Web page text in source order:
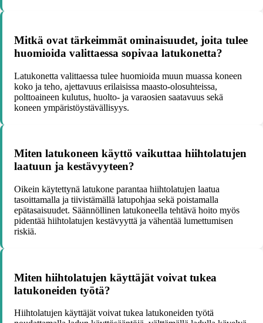
Mitkä ovat tärkeimmät ominaisuudet, joita tulee
huomioida valittaessa sopivaa latukonetta?
Latukonetta valittaessa tulee huomioida muun muassa koneen
koko ja teho, ajettavuus erilaisissa maasto-olosuhteissa,
polttoaineen kulutus, huolto- ja varaosien saatavuus sekä
koneen ympäristöystävällisyys.
Miten latukoneen käyttö vaikuttaa hiihtolatujen
laatuun ja kestävyyteen?
Oikein käytettynä latukone parantaa hiihtolatujen laatua
tasoittamalla ja tiivistämällä latupohjaa sekä poistamalla
epätasaisuudet. Säännöllinen latukoneella tehtävä hoito myös
pidentää hiihtolatujen kestävyyttä ja vähentää lumettumisen
riskiä.
Miten hiihtolatujen käyttäjät voivat tukea
latukoneiden työtä?
Hiihtolatujen käyttäjät voivat tukea latukoneiden työtä